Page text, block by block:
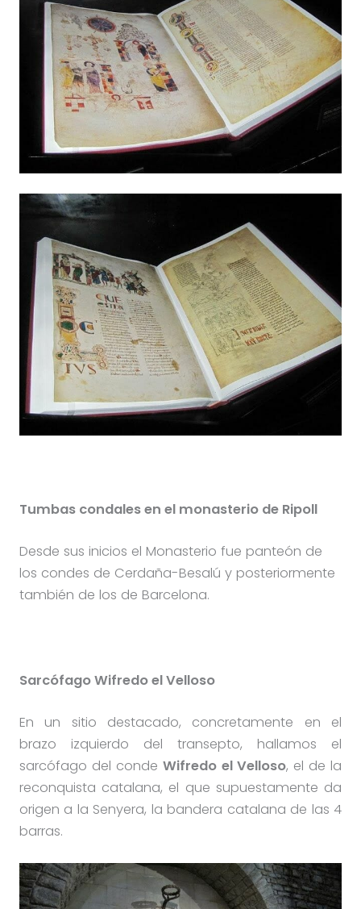
Tumbas condales en el monasterio de Ripoll
Desde sus inicios el Monasterio fue panteón de
los condes de Cerdaña-Besalú y posteriormente
también de los de Barcelona.
Sarcófago Wifredo el Velloso
En un sitio destacado, concretamente en el
brazo izquierdo del transepto, hallamos el
sarcófago del condeWifredo el Velloso, el de la
reconquista catalana, el que supuestamente da
origen a la Senyera, la bandera catalana de las 4
barras.